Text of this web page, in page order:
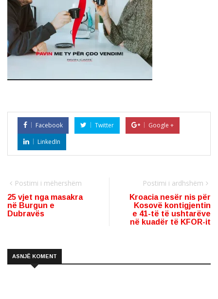
Facebook Twitter
Google +
LinkedIn
Postimi i mëhershëm
25 vjet nga masakra
në Burgun e
Dubravës
Postimi i ardhshëm
Kroacia nesër nis për
Kosovë kontigjentin
e 41-të të ushtarëve
në kuadër të KFOR-it
ASNJË KOMENT